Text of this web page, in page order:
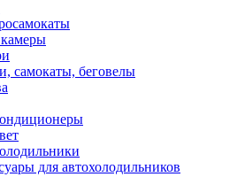
самокаты, беговелы
для автохолодильников